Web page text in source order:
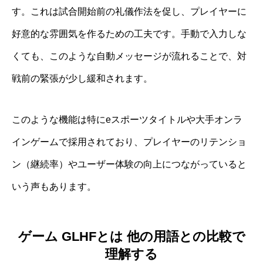
す。これは試合開始前の礼儀作法を促し、プレイヤーに
好意的な雰囲気を作るための工夫です。手動で入力しな
くても、このような自動メッセージが流れることで、対
戦前の緊張が少し緩和されます。
このような機能は特にeスポーツタイトルや大手オンラ
インゲームで採用されており、プレイヤーのリテンショ
ン（継続率）やユーザー体験の向上につながっていると
いう声もあります。
ゲーム GLHFとは 他の用語との比較で
理解する